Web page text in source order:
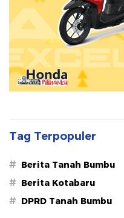
Tag Terpopuler
# Berita Tanah Bumbu
# Berita Kotabaru
# DPRD Tanah Bumbu